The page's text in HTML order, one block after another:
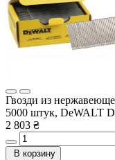
Гвозди из
5000 штук, DeWALT
2 803 ₴
В корзину